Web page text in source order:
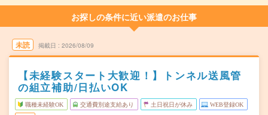
お探しの条件に近い派遣のお仕事
未読 掲載日 2026/08/09
【未経験スタート大歓迎！】トンネル送風管
の組立補助/日払いOK
職種未経験OK 交通費別途支給あり 土日祝日が休み WEB登録OK